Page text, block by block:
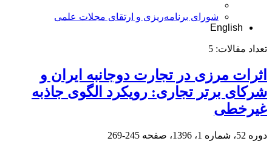
شورای برنامه‌ریزی و ارتقای مجلات علمی
English
تعداد مقالات: 5
اثرات مرزی در تجارت دوجانبه ایران و
شرکای برتر تجاری: رویکرد الگوی جاذبه
غیرخطی
دوره 52، شماره 1، 1396، صفحه 245-269